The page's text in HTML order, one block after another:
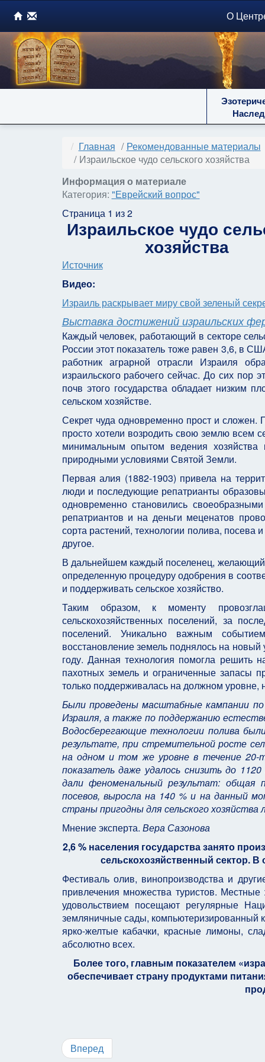
О
Главная Рекомендованные материалы
Израильское чудо сельского хозяйства
Информация о материале
Категория: "Еврейский вопрос"
Страница 1 из 2
Израильское чудо
хозяйства
Источник
Видео:
Израиль раскрывает миру свой зеленый
Выставка достижений израильских
Каждый человек, работающий в секторе
России этот показатель тоже равен 3,6, в
работник аграрной отрасли Израиля
израильского рабочего сейчас. До сих пор
почв этого государства обладает низким
сельском хозяйстве.
Секрет чуда одновременно прост и
просто хотели возродить свою землю всем
минимальным опытом ведения
природными условиями Святой Земли.
Первая алия (1882-1903) привела на
люди и последующие репатрианты
одновременно становились
репатриантов и на деньги меценатов
сорта растений, технологии полива, посева
другое.
В дальнейшем каждый поселенец, желающий
определенную процедуру одобрения в
и поддерживать сельское хозяйство.
Таким образом, к моменту
сельскохозяйственных поселений, за
поселений. Уникально важным
восстановление земель поднялось на
году. Данная технология помогла решить
пахотных земель и ограниченные запасы
только поддерживалась на должном уровне,
Были проведены масштабные кампании
Израиля, а также по поддержанию
Водосберегающие технологии полива
результате, при стремительной росте
на одном и том же уровне в течение
показатель даже удалось снизить до
дали феноменальный результат: общая
посевов, выросла на 140 % и на данный
страны пригодны для сельского хозяйства
Мнение эксперта. Вера Сазонова
2,6 % населения государства занято
сельскохозяйственный сектор.
Фестивальолив, винопроизводства и
привлечения множества туристов.
удовольствием посещают регулярные
земляничные сады, компьютеризированный
ярко-желтые кабачки, красные лимоны,
абсолютно всех.
Более того, главным показателем
обеспечивает страну продуктами
Вперед